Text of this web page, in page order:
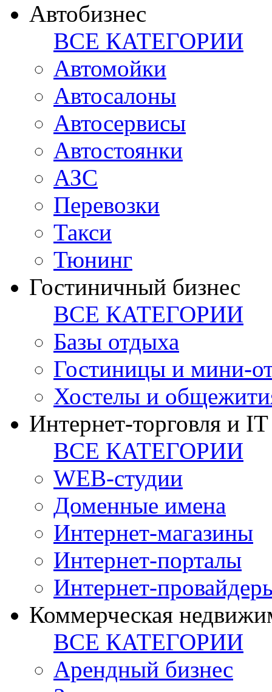
Автобизнес
ВСЕ КАТЕГОРИИ
Автомойки
Автосалоны
Автосервисы
Автостоянки
АЗС
Перевозки
Такси
Тюнинг
Гостиничный бизнес
ВСЕ КАТЕГОРИИ
Базы отдыха
Гостиницы и мини-
Хостелы и
Интернет-торговля и IT
ВСЕ КАТЕГОРИИ
WEB-студии
Доменные имена
Интернет-магазины
Интернет-порталы
Интернет-
Коммерческая
ВСЕ КАТЕГОРИИ
Арендный бизнес